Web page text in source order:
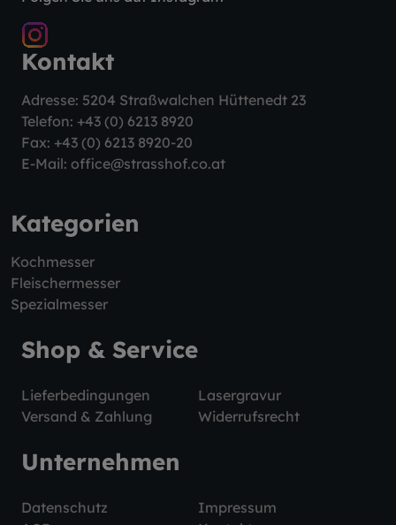
Kontakt
Adresse: 5204 Straßwalchen Hüttenedt 23
Telefon: +43 (0) 6213 8920
Fax: +43 (0) 6213 8920-20
E-Mail: office@strasshof.co.at
Kategorien
Kochmesser
Fleischermesser
Spezialmesser
Shop & Service
Lieferbedingungen
Lasergravur
Versand & Zahlung
Widerrufsrecht
Unternehmen
Datenschutz
Impressum